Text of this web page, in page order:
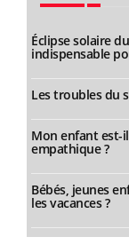
Éclipse solaire
indispensable
Les troubles du
Mon enfant est-
empathique ?
Bébés, jeunes
les vacances ?